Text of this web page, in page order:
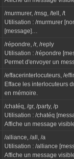
/murmurer, /msg, /tell, /t
Utilisation : /murmurer
[message]
Envoie un message à un
Il est nécessaire
/répondre, /r, /reply
Utilisation : /répondre
Permet d'envoyer un
/effacerinterlocuteurs, /
Efface les interlocuteurs
en mémoire.
/chatéq, /gr, /party, /p
Utilisation : /chatéq
Affiche un message
"Équipe" devient le mode
/alliance, /all, /a
Utilisation : /alliance
Affiche un message